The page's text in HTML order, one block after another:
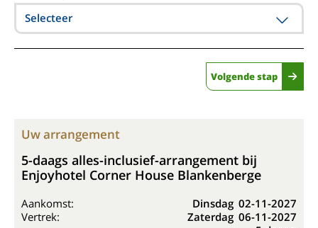
Selecteer
Volgende stap
Uw arrangement
5-daags alles-inclusief-arrangement bij
Enjoyhotel Corner House Blankenberge
Aankomst: Dinsdag 02-11-2027
Vertrek:
Zaterdag 06-11-2027